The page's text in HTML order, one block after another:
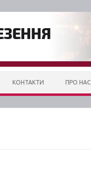
КОНТАКТИ ПРО НАС